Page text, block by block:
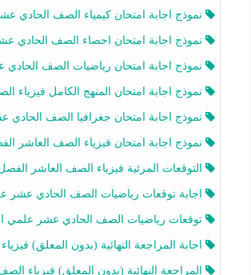
نموذج اجابة امتحان كيمياء الصف الحادي عشر علمي الفصل
نموذج اجابة امتحان احصاء الصف الحادي عشر أدبي الفصل
نموذج اجابة امتحان رياضيات الصف الحادي عشر علمي الفصل
نموذج اجابة امتحان المنهج الكامل فيزياء الصف العاشر الفصل
نموذج اجابة امتحان جغرافيا الصف الحادي عشر أدبي الفصل
نموذج اجابة امتحان فيزياء الصف العاشر الفصل
التوقعات المرئية فيزياء الصف العاشر الفصل الثاني 2026 أ
اجابة توقعات رياضيات الصف الحادي عشر علمي الفصل الثاني
توقعات رياضيات الصف الحادي عشر علمي الفصل الثاني 2025-
اجابة المراجعة النهائية (بدون المعلق) فيزياء الصف العاشر
المراجعة النهائية (بدون المعلق) فيزياء الصف العاشر الفصل